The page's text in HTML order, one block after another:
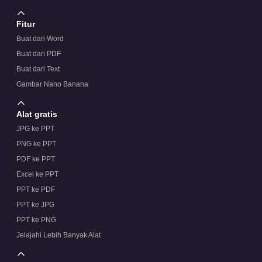
Fitur
Buat dari Word
Buat dari PDF
Buat dari Text
Gambar Nano Banana
Alat gratis
JPG ke PPT
PNG ke PPT
PDF ke PPT
Excel ke PPT
PPT ke PDF
PPT ke JPG
PPT ke PNG
Jelajahi Lebih Banyak Alat